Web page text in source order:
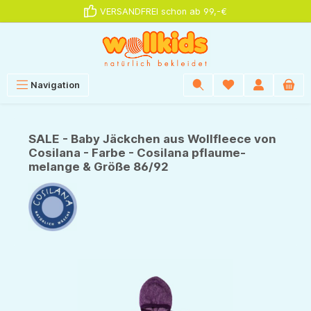
VERSANDFREI schon ab 99,-€
Navigation
SALE - Baby Jäckchen aus Wollfleece von
Cosilana - Farbe - Cosilana pflaume-
melange & Größe 86/92